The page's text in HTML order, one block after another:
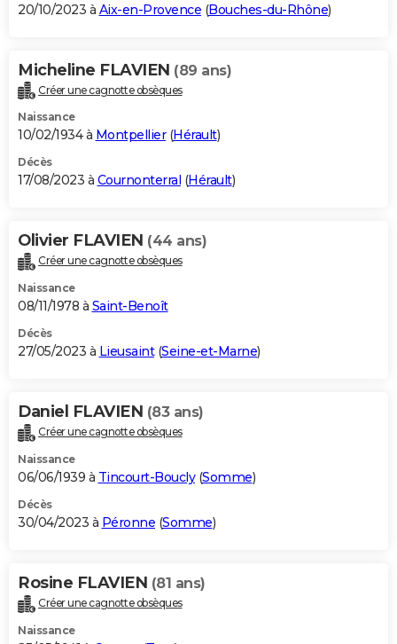
20/10/2023 à Aix-en-Provence (Bouches-du-Rhône)
Micheline FLAVIEN (89 ans)
Créer une cagnotte obsèques
Naissance
10/02/1934 à Montpellier(Hérault)
Décès
17/08/2023 à Cournonterral (Hérault)
Olivier FLAVIEN (44 ans)
Créer une cagnotte obsèques
Naissance
08/11/1978 à Saint-Benoît
Décès
27/05/2023 à Lieusaint(Seine-et-Marne)
Daniel FLAVIEN (83 ans)
Créer une cagnotte obsèques
Naissance
06/06/1939 à Tincourt-Boucly(Somme)
Décès
30/04/2023 à Péronne (Somme)
Rosine FLAVIEN (81 ans)
Créer une cagnotte obsèques
Naissance